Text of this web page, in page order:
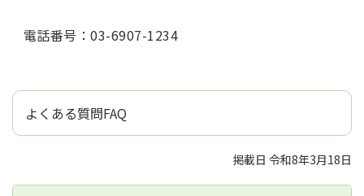
電話番号：03-6907-1234
よくある質問FAQ
掲載日 令和8年3月18日